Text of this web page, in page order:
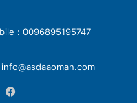
0096895195747 : Mobile 0096877325532 : Mobile